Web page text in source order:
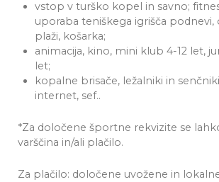
vstop v turško kopel in savno;
uporaba teniškega igrišča podnevi,
plaži, košarka;
animacija, kino, mini klub 4-12 let,
let;
kopalne brisače, ležalniki in
internet, sef..
*Za določene športne rekvizite se
varščina in/ali plačilo.
Za plačilo: določene uvožene in